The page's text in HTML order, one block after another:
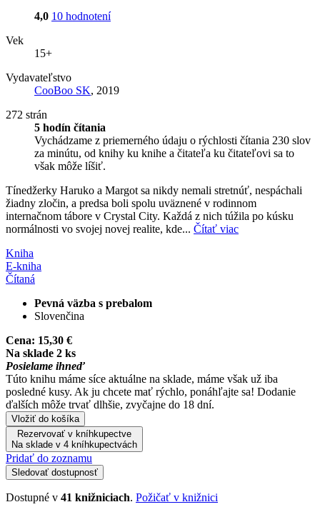
4,0 10 hodnotení
Vek
15+
Vydavateľstvo
CooBoo SK, 2019
272 strán
5 hodín čítania
Vychádzame z priemerného údaju o rýchlosti čítania 230 slov
za minútu, od knihy ku knihe a čitateľa ku čitateľovi sa to
však môže líšiť.
Tínedžerky Haruko a Margot sa nikdy nemali stretnúť, nespáchali
žiadny zločin, a predsa boli spolu uväznené v rodinnom
internačnom tábore v Crystal City. Každá z nich túžila po kúsku
normálnosti vo svojej novej realite, kde... Čítať viac
Kniha
E-kniha
Čítaná
Pevná väzba s prebalom
Slovenčina
Cena: 15,30 €
Na sklade 2 ks
Posielame ihneď
Túto knihu máme síce aktuálne na sklade, máme však už iba
posledné kusy. Ak ju chcete mať rýchlo, ponáhľajte sa! Dodanie
ďalších môže trvať dlhšie, zvyčajne do 18 dní.
Vložiť do košíka
Rezervovať v kníhkupectve
Na sklade v 4 kníhkupectvách
Pridať do zoznamu
Sledovať dostupnosť
Dostupné v 41 knižniciach. Požičať v knižnici